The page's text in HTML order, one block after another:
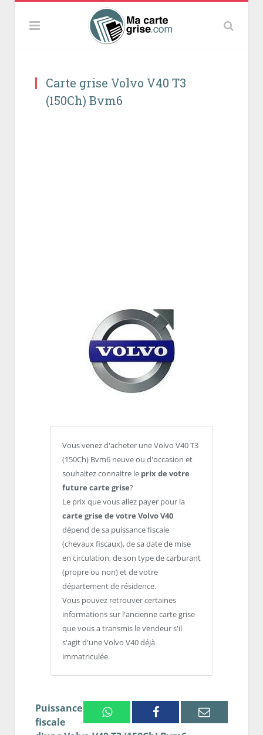
Carte grise Volvo V40 T3
(150Ch) Bvm6
Vous venez d'acheter une Volvo V40 T3
(150Ch) Bvm6 neuve ou d'occasion et
souhaitez connaitre le prix de votre
future carte grise?
Le prix que vous allez payer pour la
carte grise de votre Volvo V40
dépend de sa puissance fiscale
(chevaux fiscaux), de sa date de mise
en circulation, de son type de carburant
(propre ou non) et de votre
département de résidence.
Vous pouvez retrouver certaines
informations sur l'ancienne carte grise
que vous a transmis le vendeur s'il
s'agit d'une Volvo V40 déjà
immatriculée.
WhatsappFacebook Email
Puissance
fiscale